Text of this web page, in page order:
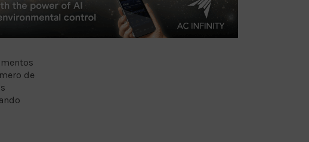
de